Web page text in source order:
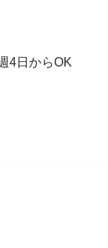
4日からOK